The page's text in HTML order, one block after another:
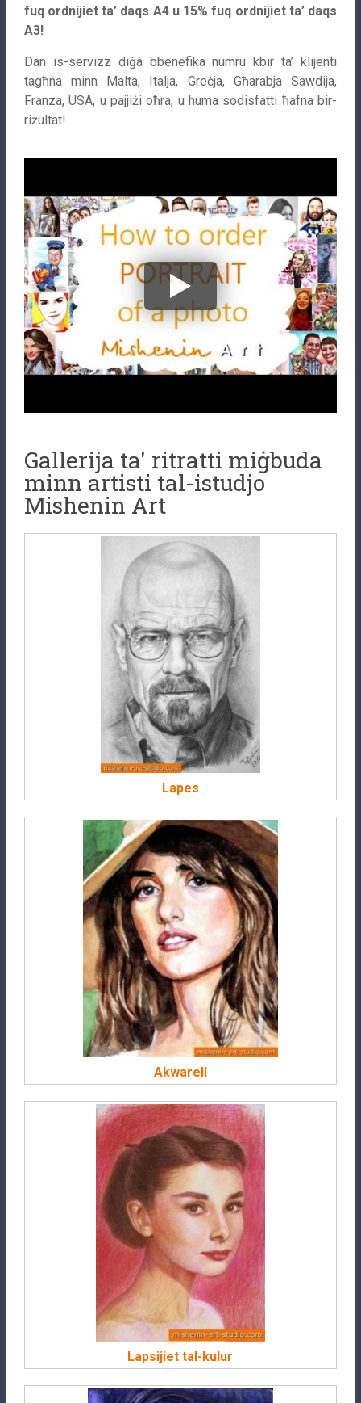
fuq ordnijiet ta’ daqs A4 u 15% fuq ordnijiet ta’ daqs
A3!
Dan is-servizz diġà bbenefika numru kbir ta’ klijenti
tagħna minn Malta, Italja, Greċja, Għarabja Sawdija,
Franza, USA, u pajjiżi oħra, u huma sodisfatti ħafna bir-
riżultat!
Gallerija ta' ritratti miġbuda
minn artisti tal-istudjo
Mishenin Art
Lapes
Akwarell
Lapsijiet tal-kulur